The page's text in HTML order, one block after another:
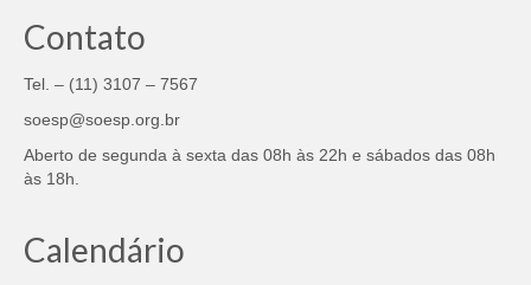
Contato
Tel. – (11) 3107 – 7567
soesp@soesp.org.br
Aberto de segunda à sexta das 08h às 22h e sábados das 08h
às 18h.
Calendário